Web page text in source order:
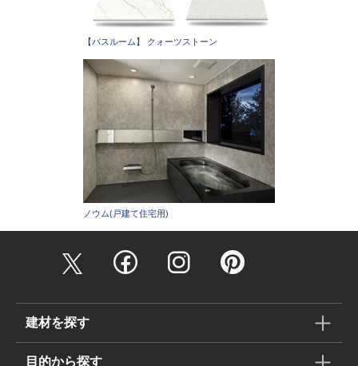
【バスルーム】 クォーツストーン
ノウム(戸建て住宅用)
建材を探す
目的から探す